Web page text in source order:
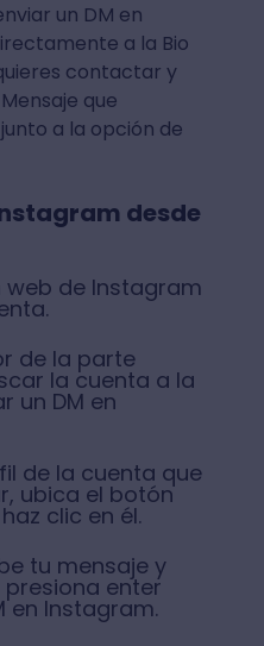
un DM en
a la Bio
contactar y
que
a la opción de
desde
web de Instagram
de la parte
la cuenta a la
un DM en
de la cuenta que
ubica el botón
clic en él.
tu mensaje y
enter
en Instagram.